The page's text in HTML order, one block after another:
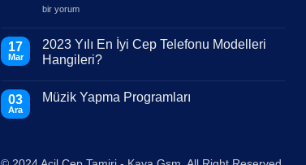
Telefonumun
Ne
Yapmalıyım?
için
bir yorum
17
Mar
2023 Yılı En İyi Cep Telefonu Modelleri
Hangileri?
2023
Modelleri
03
Ara
Müzik Yapma Programları